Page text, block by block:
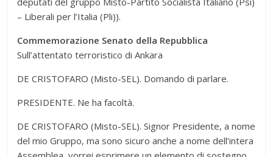
– Liberali per l’Italia (Pli)).
Commemorazione Senato della Repubblica
Sull’attentato terroristico di Ankara
DE CRISTOFARO (Misto-SEL). Domando di parlare.
PRESIDENTE. Ne ha facoltà.
DE CRISTOFARO (Misto-SEL). Signor Presidente, a nome
del mio Gruppo, ma sono sicuro anche a nome dell’intera